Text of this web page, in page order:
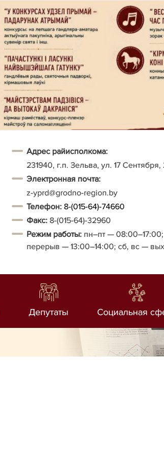
Адрес райисполкома:
231940, г.п. Зельва, ул. 17 Сентября,
Электронная почта:
z-yprd@grodno-region.by
Телефон: 8-(015-64)-74660
Факс: 8-(015-64)-32960
Режим работы: пн–пт — 08:00–17:00;
перерыв — 13:00–14:00; сб, вс —
Депутаты Социальная